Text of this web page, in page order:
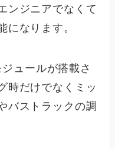
ンジニアでなくて
になります。
ュールが搭載さ
時だけでなくミッ
バストラックの調